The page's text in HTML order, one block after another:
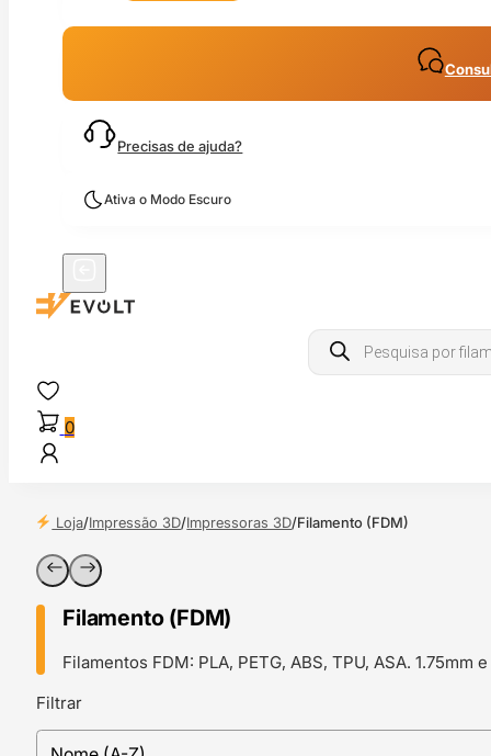
Precisas de ajuda?
Ativa o Modo Escuro
Products
search
0
Loja/Impressão 3D/Impressoras 3D/Filamento (FDM)
Filamento (FDM)
Filamentos FDM: PLA, PETG, ABS, TPU, ASA.
Filtrar
sort
Sort content